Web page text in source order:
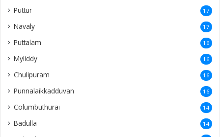
Puttur 17
Navaly 17
Puttalam 16
Myliddy 16
Chulipuram 16
Punnalaikkadduvan 16
Columbuthurai 14
Badulla 14